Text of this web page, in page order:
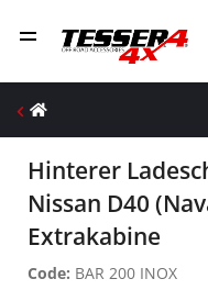
Hinterer
Nissan D40
Extrakabine
Code: BAR 200 INOX